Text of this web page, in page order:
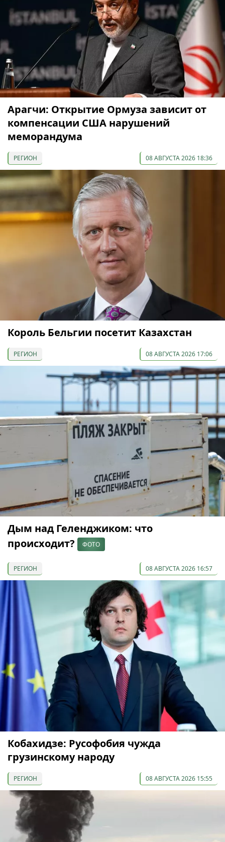
Арагчи: Открытие Ормуза зависит от
компенсации США нарушений
меморандума
РЕГИОН 08 АВГУСТА 2026 18:36
Король Бельгии посетит Казахстан
РЕГИОН 08 АВГУСТА 2026 17:06
Дым над Геленджиком: что
происходит?
ФОТО
РЕГИОН 08 АВГУСТА 2026 16:57
Кобахидзе: Русофобия чужда
грузинскому народу
РЕГИОН 08 АВГУСТА 2026 15:55